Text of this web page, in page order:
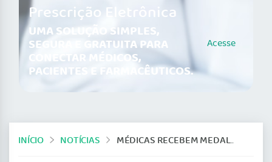
Prescrição Eletrônica
UMA SOLUÇÃO SIMPLES,
SEGURA E GRATUITA PARA
CONECTAR MÉDICOS,
PACIENTES E FARMACÊUTICOS.
Acesse
INÍCIO NOTÍCIAS MÉDICAS RECEBEM MEDALHA DE RECONHECIMENTO DURANTE OS 23 ANOS DO HOSPITAL AERONÁUTICA DE MANAUS